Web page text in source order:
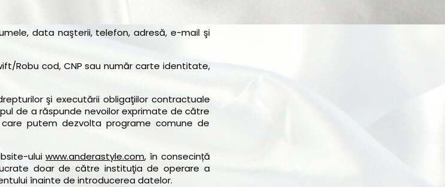
data naşterii, telefon, adresă, e-mail şi
Robu cod, CNP sau număr carte identitate,
şi executării obligaţiilor contractuale
de a răspunde nevoilor exprimate de către
putem dezvolta programe comune de
uluiwww.anderastyle.com, în consecință
doar de către instituţia de operare a
înainte de introducerea datelor.